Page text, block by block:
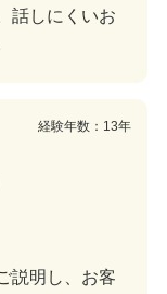
話しにくいお
経験年数：13年
説明し、お客